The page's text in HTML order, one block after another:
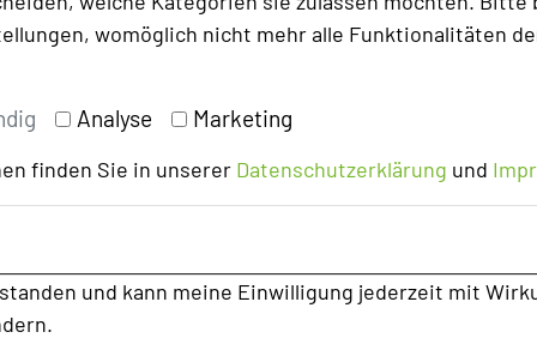
womöglich nicht mehr alle Funktionalitäten
Analyse Marketing
finden Sie in unserer Datenschutzerklärung und
und kann meine Einwilligung jederzeit mit
Gruppenräumen unseres
- für ein professionelles Arbeiten im